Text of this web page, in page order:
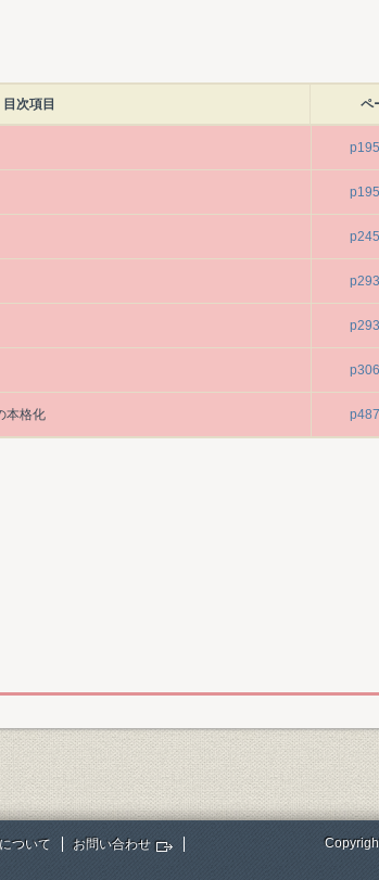
目次項目 ペ
p195
p195
p245
p293
p293
p306
本格化 p487
ついて お問い合わせ